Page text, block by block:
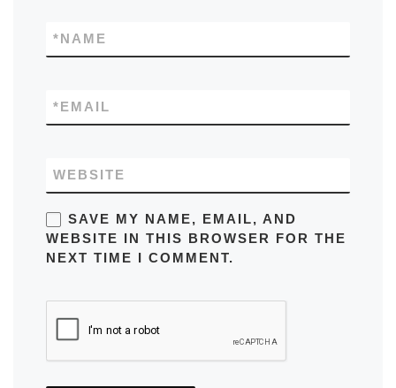
NAME
*
EMAIL
*
WEBSITE
SAVE MY NAME, EMAIL, AND
WEBSITE IN THIS BROWSER FOR THE
NEXT TIME I COMMENT.